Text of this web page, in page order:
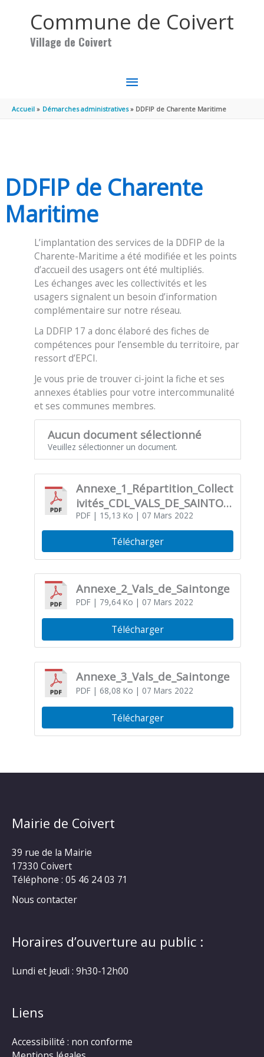
Commune de Coivert
Village de Coivert
MENU
PRINCIPAL
Accueil Démarches administratives DDFIP de Charente Maritime
DDFIP de Charente
Maritime
L’implantation des services de la DDFIP de la
Charente-Maritime a été modifiée et les points
d’accueil des usagers ont été multipliés.
Les échanges avec les collectivités et les
usagers signalent un besoin d’information
complémentaire sur notre réseau.
La DDFIP 17 a donc élaboré des fiches de
compétences pour l’ensemble du territoire, par
ressort d’EPCI.
Je vous prie de trouver ci-joint la fiche et ses
annexes établies pour votre intercommunalité
et ses communes membres.
Aucun document sélectionné
Veuillez sélectionner un document.
Annexe_1_Répartition_Collect
ivités_CDL_VALS_DE_SAINTON
GE (1)
PDF| 15,13 Ko | 07 Mars 2022
Télécharger
Annexe_2_Vals_de_Saintonge
PDF| 79,64 Ko | 07 Mars 2022
Télécharger
Annexe_3_Vals_de_Saintonge
PDF| 68,08 Ko | 07 Mars 2022
Télécharger
Mairie de Coivert
39 rue de la Mairie
17330 Coivert
Téléphone : 05 46 24 03 71
Nous contacter
Horaires d’ouverture au public :
Lundi et Jeudi : 9h30-12h00
Liens
Accessibilité : non conforme